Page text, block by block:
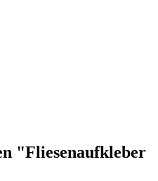
"Fliesenaufkleber